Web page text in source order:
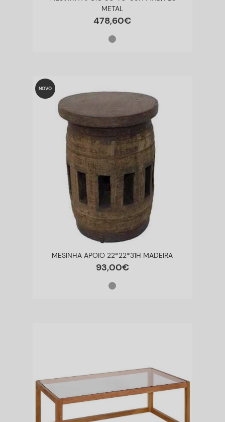
METAL
478,60€
NOVO
MESINHA APOIO 22*22*31H MADEIRA
93,00€